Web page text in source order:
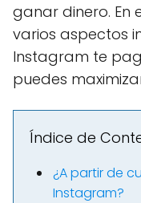
ganar dinero. En
varios aspectos
Instagram te
puedes
Índice de
¿A partir de
Instagram?